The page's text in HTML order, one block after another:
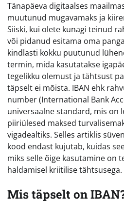
Tänapäeva digitaalses
muutunud mugavamaks ja
Siiski, kui olete kunagi teinud
või pidanud esitama oma
kindlasti kokku puutunud
termin, mida kasutatakse
tegelikku olemust ja tähtsust
täpselt ei mõista. IBAN ehk
number (International Bank
universaalne standard, mis on
piiriülesed maksed
vigadealtiks. Selles artiklis
kood endast kujutab, kuidas
miks selle õige kasutamine on
haldamisel kriitilise tähtsusega.
Mis täpselt on